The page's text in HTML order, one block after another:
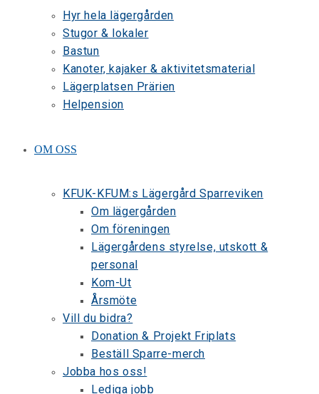
Hyr hela lägergården
Stugor & lokaler
Bastun
Kanoter, kajaker & aktivitetsmaterial
Lägerplatsen Prärien
Helpension
OM OSS
KFUK-KFUM:s Lägergård Sparreviken
Om lägergården
Om föreningen
Lägergårdens styrelse, utskott &
personal
Kom-Ut
Årsmöte
Vill du bidra?
Donation & Projekt Friplats
Beställ Sparre-merch
Jobba hos oss!
Lediga jobb